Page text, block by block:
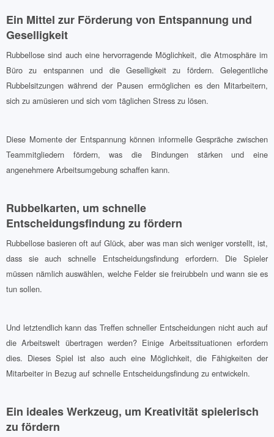
Ein Mittel zur Förderung von Entspannung und
Geselligkeit
Rubbellose sind auch eine hervorragende Möglichkeit, die Atmosphäre im
Büro zu entspannen und die Geselligkeit zu fördern. Gelegentliche
Rubbelsitzungen während der Pausen ermöglichen es den Mitarbeitern,
sich zu amüsieren und sich vom täglichen Stress zu lösen.
Diese Momente der Entspannung können informelle Gespräche zwischen
Teammitgliedern fördern, was die Bindungen stärken und eine
angenehmere Arbeitsumgebung schaffen kann.
Rubbelkarten, um schnelle
Entscheidungsfindung zu fördern
Rubbellose basieren oft auf Glück, aber was man sich weniger vorstellt, ist,
dass sie auch schnelle Entscheidungsfindung erfordern. Die Spieler
müssen nämlich auswählen, welche Felder sie freirubbeln und wann sie es
tun sollen.
Und letztendlich kann das Treffen schneller Entscheidungen nicht auch auf
die Arbeitswelt übertragen werden? Einige Arbeitssituationen erfordern
dies. Dieses Spiel ist also auch eine Möglichkeit, die Fähigkeiten der
Mitarbeiter in Bezug auf schnelle Entscheidungsfindung zu entwickeln.
Ein ideales Werkzeug, um Kreativität spielerisch
zu fördern